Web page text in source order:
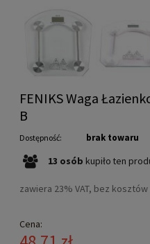
FENIKS Waga
B
Dostępność: brak towaru
13 osób kupiło ten
zawiera 23% VAT, bez
Cena: